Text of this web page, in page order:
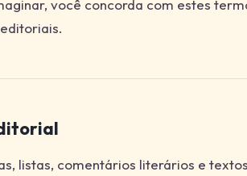
você concorda com estes
listas, comentários literários e